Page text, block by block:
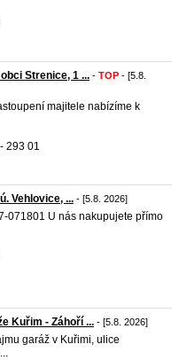
Strenice, 1 ... - TOP - [5.8.
majitele nabízíme k
293 01
Vehlovice, ... - [5.8. 2026]
071801 U nás nakupujete přímo
Kuřim - Záhoří ... - [5.8. 2026]
garáž v Kuřimi, ulice